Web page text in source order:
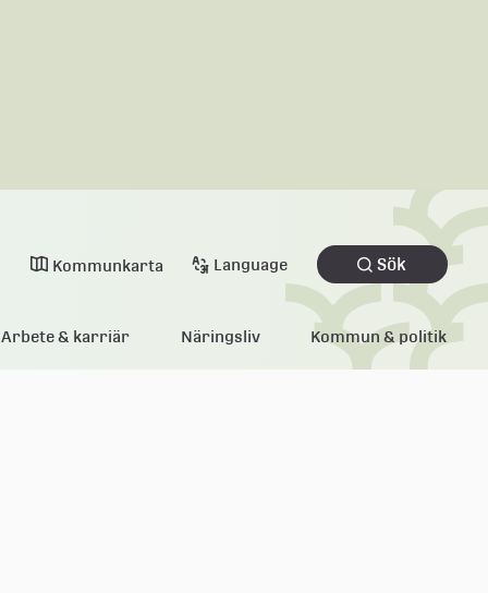
Kommunkarta Language Sök
Arbete & karriär Näringsliv Kommun & politik